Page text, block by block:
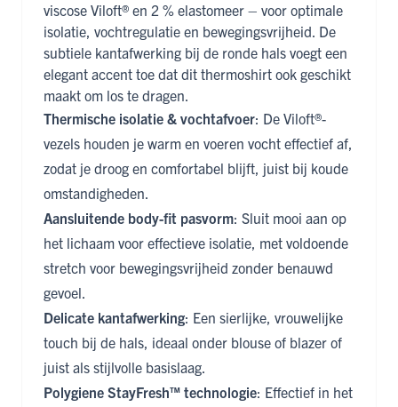
viscose Viloft® en 2 % elastomeer – voor optimale
isolatie, vochtregulatie en bewegingsvrijheid. De
subtiele kantafwerking bij de ronde hals voegt een
elegant accent toe dat dit thermoshirt ook geschikt
maakt om los te dragen.
Thermische isolatie & vochtafvoer: De Viloft®-
vezels houden je warm en voeren vocht effectief af,
zodat je droog en comfortabel blijft, juist bij koude
omstandigheden.
Aansluitende body-fit pasvorm: Sluit mooi aan op
het lichaam voor effectieve isolatie, met voldoende
stretch voor bewegingsvrijheid zonder benauwd
gevoel.
Delicate kantafwerking: Een sierlijke, vrouwelijke
touch bij de hals, ideaal onder blouse of blazer of
juist als stijlvolle basislaag.
Polygiene StayFresh™ technologie: Effectief in het